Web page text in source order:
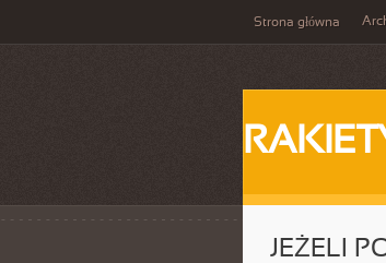
Strona główna
JEŻELI